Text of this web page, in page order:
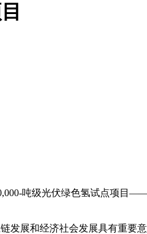
吨级光伏绿色氢试点项目
发展和经济社会发展具有重要